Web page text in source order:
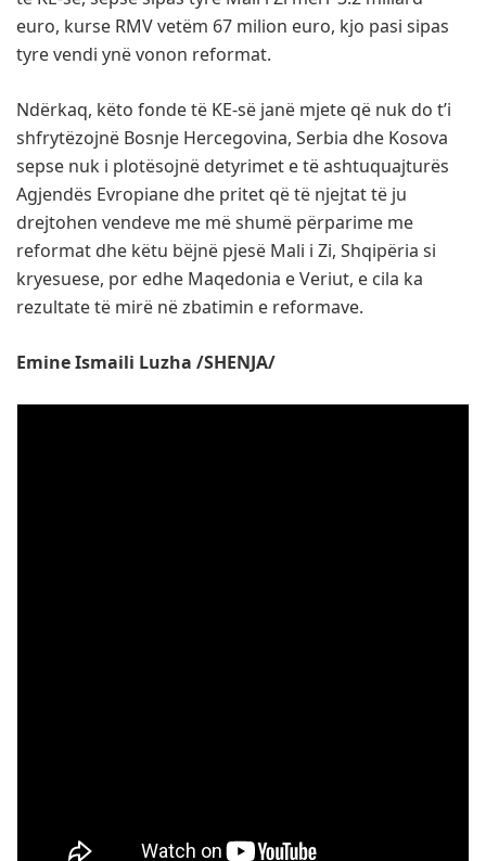
euro, kurse RMV vetëm 67 milion euro, kjo pasi sipas
tyre vendi ynë vonon reformat.
Ndërkaq, këto fonde të KE-së janë mjete që nuk do t’i
shfrytëzojnë Bosnje Hercegovina, Serbia dhe Kosova
sepse nuk i plotësojnë detyrimet e të ashtuquajturës
Agjendës Evropiane dhe pritet që të njejtat të ju
drejtohen vendeve me më shumë përparime me
reformat dhe këtu bëjnë pjesë Mali i Zi, Shqipëria si
kryesuese, por edhe Maqedonia e Veriut, e cila ka
rezultate të mirë në zbatimin e reformave.
Emine Ismaili Luzha /SHENJA/